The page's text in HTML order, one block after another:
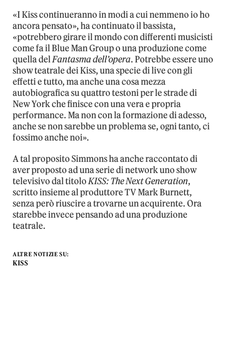
«I Kiss continueranno in modi a cui nemmeno io ho
ancora pensato», ha continuato il bassista,
«potrebbero girare il mondo con differenti musicisti
come fa il Blue Man Group o una produzione come
quella delFantasma dell’opera. Potrebbe essere uno
show teatrale dei Kiss, una specie di live con gli
effetti e tutto, ma anche una cosa mezza
autobiografica su quattro testoni per le strade di
New York che finisce con una vera e propria
performance. Ma non con la formazione di adesso,
anche se non sarebbe un problema se, ogni tanto, ci
fossimo anche noi».
A tal proposito Simmons ha anche raccontato di
aver proposto ad una serie di network uno show
televisivo dal titoloKISS: The Next Generation,
scritto insieme al produttore TV Mark Burnett,
senza però riuscire a trovarne un acquirente. Ora
starebbe invece pensando ad una produzione
teatrale.
ALTRE NOTIZIE SU:
KISS